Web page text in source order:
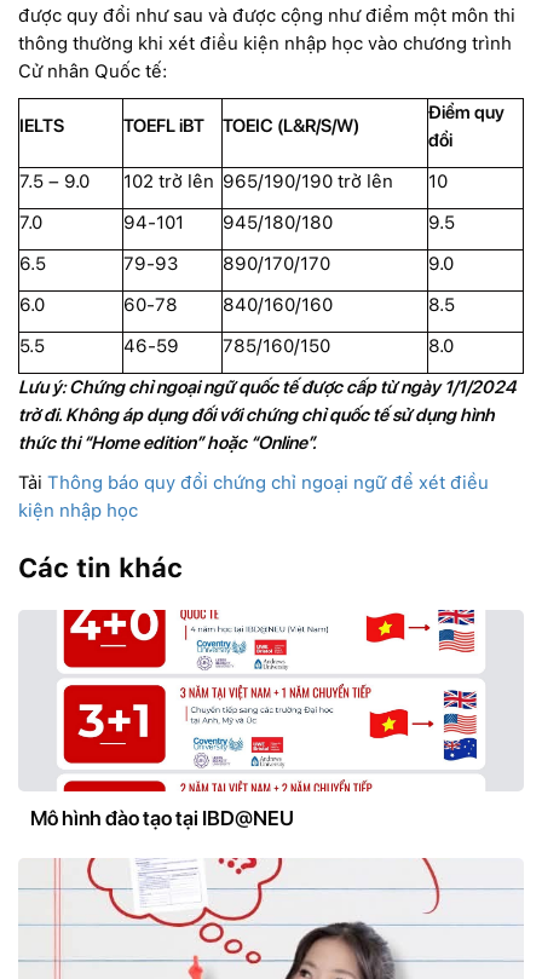
được quy đổi như sau và được cộng như điểm một môn thi
thông thường khi xét điều kiện nhập học vào chương trình
Cử nhân Quốc tế:
IELTS TOEFL iBT TOEIC (L&R/S/W)
Điểm quy
đổi
7.5 – 9.0
102 trở lên 965/190/190 trở lên
10
7.0
94-101 945/180/180
9.5
6.5
79-93 890/170/170
9.0
6.0
60-78 840/160/160
8.5
5.5
46-59 785/160/150
8.0
Lưu ý: Chứng chỉ ngoại ngữ quốc tế được cấp từ ngày 1/1/2024
trở đi. Không áp dụng đối với chứng chỉquốc tế sử dụnghình
thức thi “Home edition” hoặc “Online”.
Tải Thông báo quy đổi chứng chỉ ngoại ngữ để xét điều
kiện nhập học
Các tin khác
Mô hình đào tạo tại IBD@NEU